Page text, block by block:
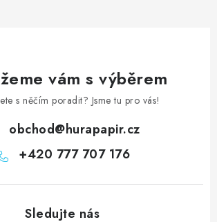
vám s výběrem
s něčím poradit? Jsme tu pro vás!
obchod@hurapapir.cz
+420 777 707 176